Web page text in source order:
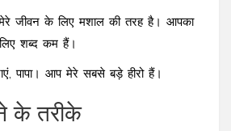
जीवन के लिए मशाल की तरह है। आपका
शब्द कम हैं।
पापा। आप मेरे सबसे बड़े हीरो हैं।
के तरीके